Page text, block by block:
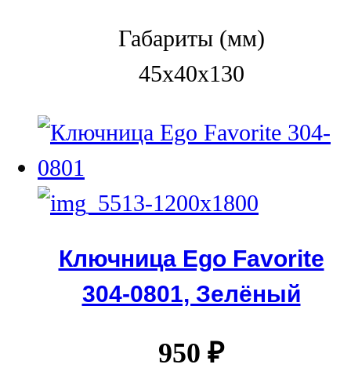
Габариты (мм)
45x40x130
Ключница Ego Favorite
304-0801, Зелёный
950 ₽